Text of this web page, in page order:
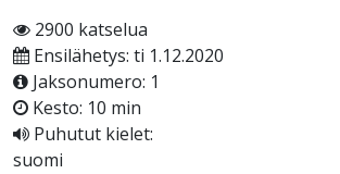
2900 katselua
Ensilähetys: ti 1.12.2020
Jaksonumero: 1
Kesto: 10 min
Puhutut kielet:
suomi